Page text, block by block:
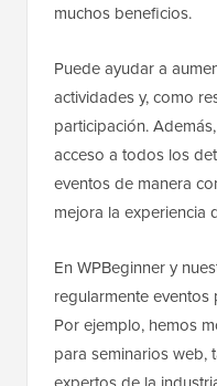
muchos beneficios.
Puede ayudar a
actividades y, como
participación.
acceso a todos los
eventos de manera
mejora la experiencia
En WPBeginner y
regularmente
Por ejemplo, hemos
para seminarios web,